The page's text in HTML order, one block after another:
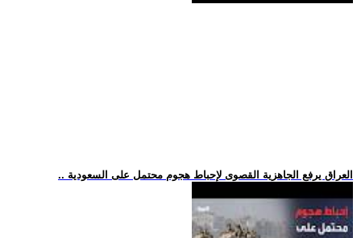
.. العراق يرفع الجاهزية القصوى لإحباط هجوم محتمل على السعودية